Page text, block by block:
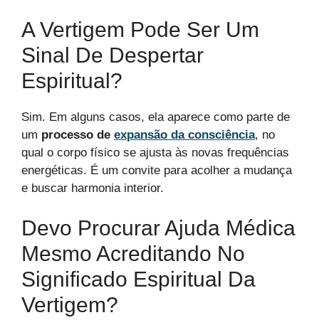
A Vertigem Pode Ser Um
Sinal De Despertar
Espiritual?
Sim. Em alguns casos, ela aparece como parte de
um processo de expansão da consciência, no
qual o corpo físico se ajusta às novas frequências
energéticas. É um convite para acolher a mudança
e buscar harmonia interior.
Devo Procurar Ajuda Médica
Mesmo Acreditando No
Significado Espiritual Da
Vertigem?